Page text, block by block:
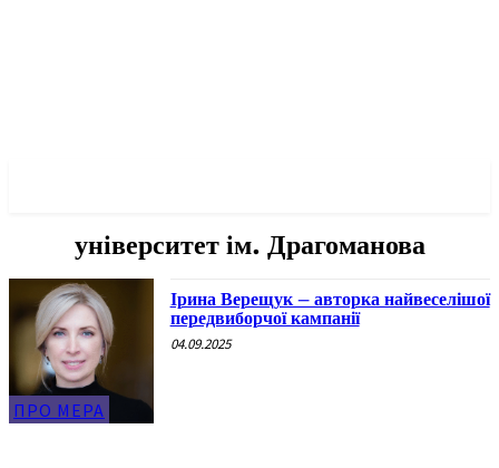
університет ім. Драгоманова
ПРО МЕРА
Ірина Верещук – авторка найвеселішої
передвиборчої кампанії
04.09.2025